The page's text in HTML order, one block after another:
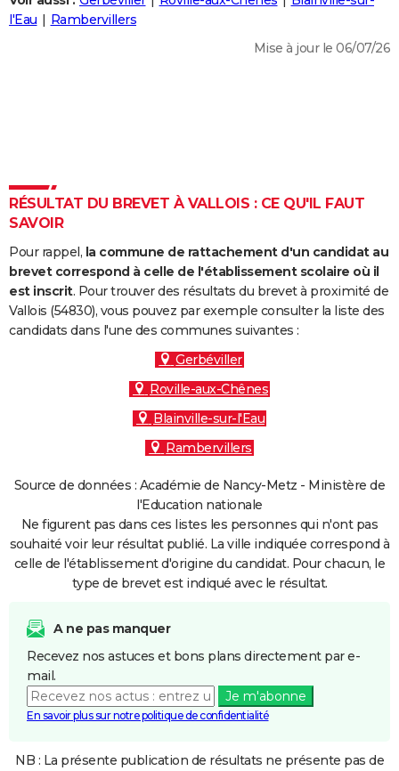
Destinations
City break
Voyage nature
Voyage de noces
Forum
Climat
+
PHOTO
Dictionnaire
Biographies
Citations
Expressions
Proverbes
PROGRAMME TV
S'inscrire
Se connecter
Lycées
Collèges
Primaires
Universités
Entreprises
Service militaire
Avis de recherche
AVIS DE DÉCÈS
FORUM
l'Eau
Rambervillers
Mise à jour le 06/07/26
RÉSULTAT DU BREVET À VALLOIS : CE QU'IL FAUT
SAVOIR
Pour rappel, la commune de rattachement d'un candidat au
brevet correspond à celle de l'établissement scolaire où il
est inscrit. Pour trouver des résultats du brevet à proximité de
Vallois (54830), vous pouvez par exemple consulter la liste des
candidats dans l'une des communes suivantes :
Gerbéviller
Roville-aux-Chênes
Blainville-sur-l'Eau
Rambervillers
Source de données : Académie de Nancy-Metz - Ministère de
l'Education nationale
Ne figurent pas dans ces listes les personnes qui n'ont pas
souhaité voir leur résultat publié. La ville indiquée correspond à
celle de l'établissement d'origine du candidat. Pour chacun, le
type de brevet est indiqué avec le résultat.
A ne pas manquer
Recevez nos astuces et bons plans directement par e-
mail.
Je m'abonne
En savoir plus sur notre politique de confidentialité
NB : La présente publication de résultats ne présente pas de